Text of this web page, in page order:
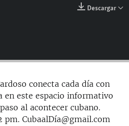
EN CUBA
Descargar
conecta cada día con
en este espacio informativo
al acontecer cubano.
pm. CubaalDía@gmail.com